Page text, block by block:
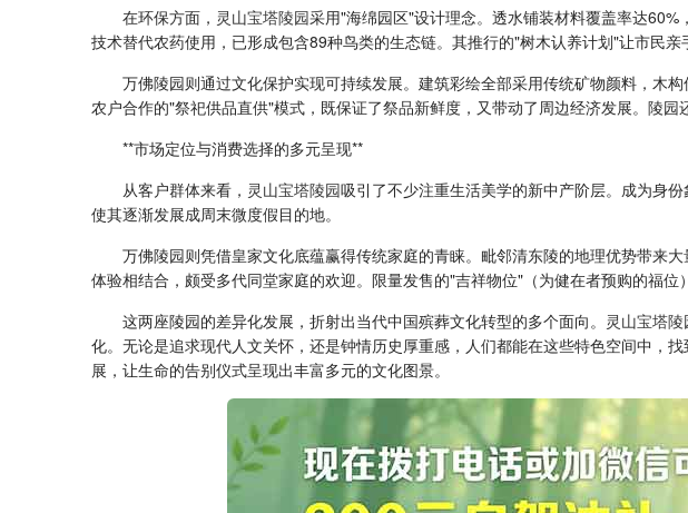
在环保方面， 灵山宝塔陵园采用"海绵园区"设计理念。透水铺装材料覆盖率达
技术替代农药使用，已形成包含89种鸟类的生态链。其推行的"树木认养计划"让市民亲
万佛陵园则通过文化保护实现可持续发展。建筑彩绘全部采用传统矿物颜料，木
农户合作的"祭祀供品直供"模式，既保证了祭品新鲜度，又带动了周边经济发展。陵
**市场定位与消费选择的多元呈现**
从客户群体来看， 灵山宝塔陵园吸引了不少注重生活美学的新中产阶层。成为身
使其逐渐发展成周末微度假目的地。
万佛陵园则凭借皇家文化底蕴赢得传统家庭的青睐。毗邻清东陵的地理优势带来
体验相结合，颇受多代同堂家庭的欢迎。限量发售的"吉祥物位"（为健在者预购的福位
这两座陵园的差异化发展，折射出当代中国殡葬文化转型的多个面向。 灵山宝塔陵
化。无论是追求现代人文关怀，还是钟情历史厚重感，人们都能在这些特色空间中，
展，让生命的告别仪式呈现出丰富多元的文化图景。